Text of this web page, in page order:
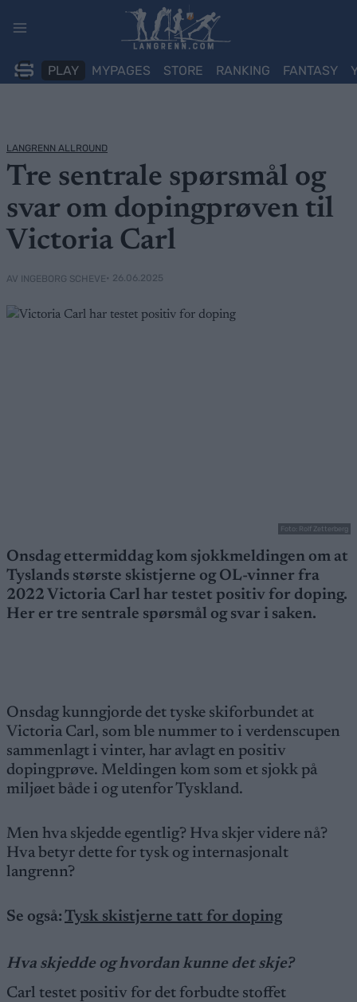
PLAY MYPAGES STORE RANKING FANTASY
LANGRENN ALLROUND
Tre sentrale spørsmål og
svar om dopingprøven til
Victoria Carl
AV INGEBORG SCHEVE• 26.06.2025
Foto: Rolf Zetterberg
Onsdag ettermiddag kom sjokkmeldingen om at
Tyslands største skistjerne og OL-vinner fra
2022 Victoria Carl har testet positiv for doping.
Her er tre sentrale spørsmål og svar i saken.
Onsdag kunngjorde det tyske skiforbundet at
Victoria Carl, som ble nummer to i verdenscupen
sammenlagt i vinter, har avlagt en positiv
dopingprøve. Meldingen kom som et sjokk på
miljøet både i og utenfor Tyskland.
Men hva skjedde egentlig? Hva skjer videre nå?
Hva betyr dette for tysk og internasjonalt
langrenn?
Se også: Tysk skistjerne tatt for doping
Hva skjedde og hvordan kunne det skje?
Carl testet positiv for det forbudte stoffet